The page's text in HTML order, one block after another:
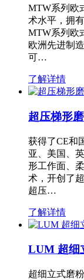
MTW系列欧
术水平，拥
MTW系列欧
欧洲先进制
可…
了解详情
超压梯形
获得了CE和
亚、美国、
形工作面、
术，开创了
超压…
了解详情
LUM 超细
超细立式磨